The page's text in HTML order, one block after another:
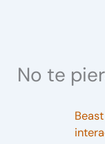
No te